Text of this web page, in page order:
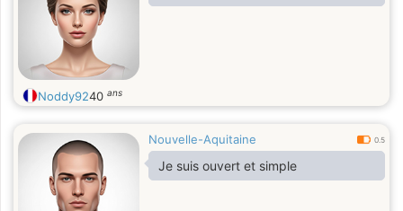
Noddy9240 ans
Nouvelle-Aquitaine 0.5
Je suis ouvert et simple